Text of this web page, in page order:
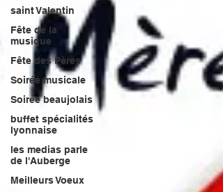
saint Valentin
Fête de la
musique
Fête des Pères
Soirée musicale
Soirée beaujolais
buffet spécialités
lyonnaise
les medias parle
de l'Auberge
Meilleurs Voeux